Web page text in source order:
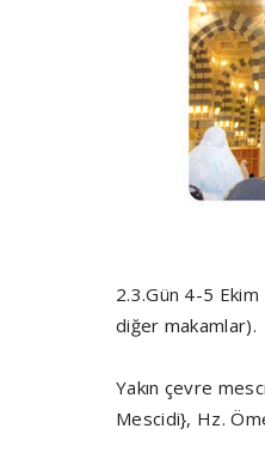
2.3.Gün 4-5
diğer makamlar).
Yakın çevre
Mescidi}, Hz.